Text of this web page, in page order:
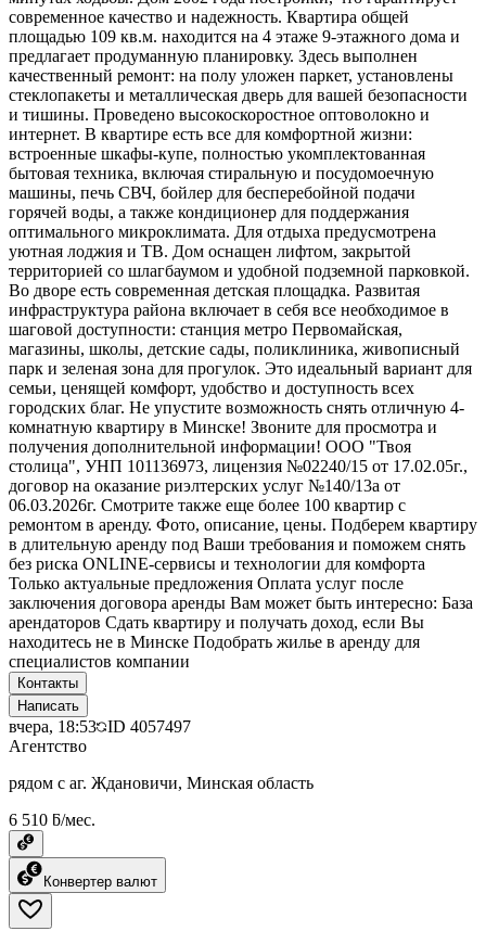
современное качество и надежность. Квартира общей
площадью 109 кв.м. находится на 4 этаже 9-этажного дома и
предлагает продуманную планировку. Здесь выполнен
качественный ремонт: на полу уложен паркет, установлены
стеклопакеты и металлическая дверь для вашей безопасности
и тишины. Проведено высокоскоростное оптоволокно и
интернет. В квартире есть все для комфортной жизни:
встроенные шкафы-купе, полностью укомплектованная
бытовая техника, включая стиральную и посудомоечную
машины, печь СВЧ, бойлер для бесперебойной подачи
горячей воды, а также кондиционер для поддержания
оптимального микроклимата. Для отдыха предусмотрена
уютная лоджия и ТВ. Дом оснащен лифтом, закрытой
территорией со шлагбаумом и удобной подземной парковкой.
Во дворе есть современная детская площадка. Развитая
инфраструктура района включает в себя все необходимое в
шаговой доступности: станция метро Первомайская,
магазины, школы, детские сады, поликлиника, живописный
парк и зеленая зона для прогулок. Это идеальный вариант для
семьи, ценящей комфорт, удобство и доступность всех
городских благ. Не упустите возможность снять отличную 4-
комнатную квартиру в Минске! Звоните для просмотра и
получения дополнительной информации! ООО "Твоя
столица", УНП 101136973, лицензия №02240/15 от 17.02.05г.,
договор на оказание риэлтерских услуг №140/13а от
06.03.2026г. Смотрите также еще более 100 квартир с
ремонтом в аренду. Фото, описание, цены. Подберем квартиру
в длительную аренду под Ваши требования и поможем снять
без риска ONLINE-сервисы и технологии для комфорта
Только актуальные предложения Оплата услуг после
заключения договора аренды Вам может быть интересно: База
арендаторов Сдать квартиру и получать доход, если Вы
находитесь не в Минске Подобрать жилье в аренду для
специалистов компании
Контакты
Написать
вчера, 18:53 ID 4057497
Агентство
рядом с аг. Ждановичи, Минская область
6 510 ƃ/мес.
Конвертер валют